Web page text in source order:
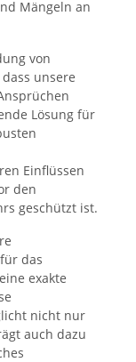
Mängeln an
von
unsere
Lösung für
Einflüssen
den
geschützt ist.
das
exakte
nicht nur
auch dazu